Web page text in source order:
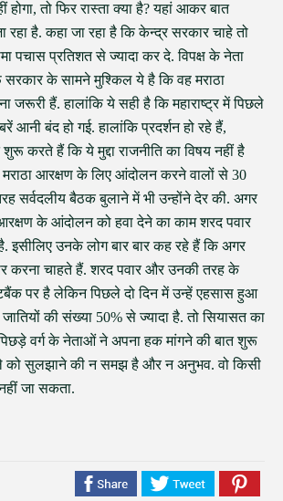
तो फिर रास्ता क्या है? यहां आकर बात
है. कहा जा रहा है कि केन्द्र सरकार चाहे तो
पचास प्रतिशत से ज्यादा कर दे. विपक्ष के नेता
के सामने मुश्किल ये है कि वह मराठा
हैं. हालांकि ये सही है कि महाराष्ट्र में पिछले
बंद हो गई. हालांकि प्रदर्शन हो रहे हैं,
करते हैं कि ये मुद्दा राजनीति का विषय नहीं है
आरक्षण के लिए आंदोलन करने वालों से 30
सर्वदलीय बैठक बुलाने में भी उन्होंने देर की. अगर
के आंदोलन को हवा देने का काम शरद पवार
उनके लोग बार बार कह रहे हैं कि अगर
करना चाहते हैं. शरद पवार और उनकी तरह के
पर है लेकिन पिछले दो दिन में उन्हें एहसास हुआ
जातियों की संख्या 50% से ज्यादा है. तो सियासत का
वर्ग के नेताओं ने अपना हक मांगने की बात शुरू
को सुलझाने की न समझ है और न अनुभव. वो किसी
जा सकता.